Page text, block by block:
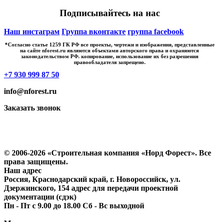
Подписывайтесь на нас
Наш инстаграм Группа вконтакте группа facebook
*Cогласно статье 1259 ГК РФ все проекты, чертежи и изображения, представленные
на сайте nforest.ru являются объектами авторского права и охраняются
законодательством РФ. копирование, использование их без разрешения
правообладателя запрещено.
+7 930 999 87 50
info@nforest.ru
Заказать звонок
© 2006-2026 «Строительная компания «Норд Форест». Все
права защищены.
Наш адрес
Россия, Краснодарский край, г. Новороссийск, ул.
Дзержинского, 154 адрес для передачи проектной
документации (сдэк)
Пн - Пт с 9.00 до 18.00 Сб - Вс выходной